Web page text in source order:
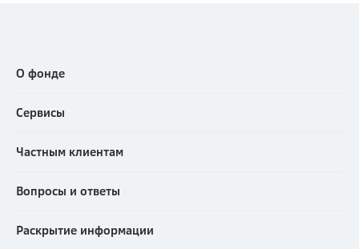
О фонде
Сервисы
Частным клиентам
Вопросы и ответы
Раскрытие информации